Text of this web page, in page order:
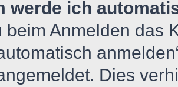
werde ich
beim Anmelden das
Dies